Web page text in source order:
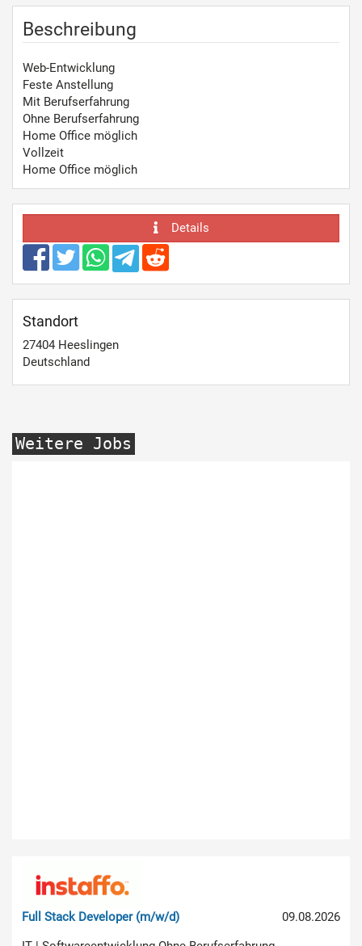
Beschreibung
Web-Entwicklung
Feste Anstellung
Mit Berufserfahrung
Ohne Berufserfahrung
Home Office möglich
Vollzeit
Home Office möglich
Details
Standort
27404 Heeslingen
Deutschland
Weitere Jobs
09.08.2026
Full Stack Developer (m/w/d)